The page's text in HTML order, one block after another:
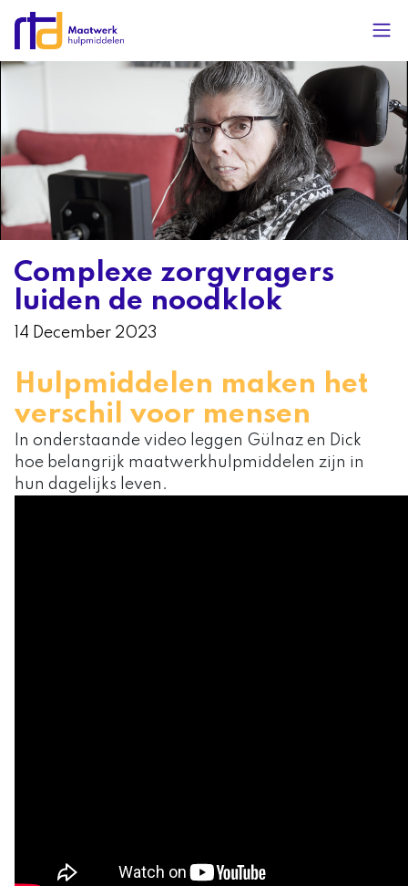
Complexe zorgvragers
luiden de noodklok
14 December 2023
Hulpmiddelen maken het
verschil voor mensen
In onderstaande video leggen Gülnaz en Dick
hoe belangrijk maatwerkhulpmiddelen zijn in
hun dagelijks leven.